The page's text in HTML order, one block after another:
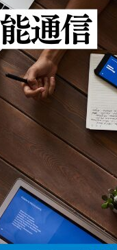
メート
視でき、
素化でき
オプシ
ド、長
用するこ
デバイス
まで届く